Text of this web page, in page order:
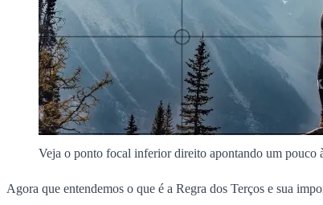
Veja o ponto focal inferior direito apontando um pouco
Agora que entendemos o que é a Regra dos Terços e sua